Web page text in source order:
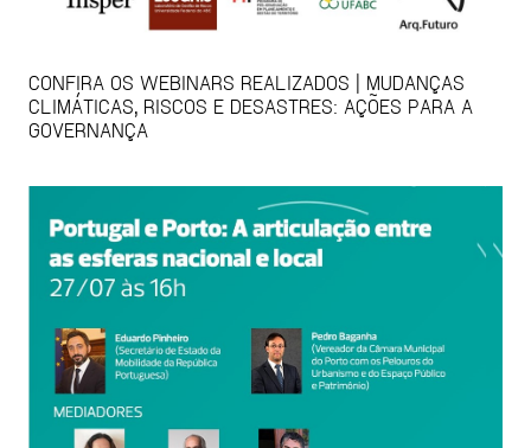
CONFIRA OS WEBINARS REALIZADOS | MUDANÇAS
CLIMÁTICAS, RISCOS E DESASTRES: AÇÕES PARA A
GOVERNANÇA